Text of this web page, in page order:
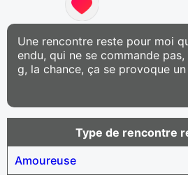
Une rencontre reste pour moi
endu, qui ne se commande
g, la chance, ça se provoque
Type de rencontre
Amoureuse